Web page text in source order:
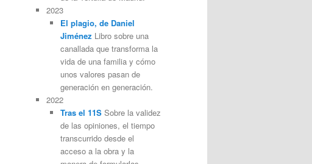
2023
El plagio, de Daniel
Jiménez Libro sobre una
canallada que transforma la
vida de una familia y cómo
unos valores pasan de
generación en generación.
2022
Tras el 11SSobre la validez
de las opiniones, el tiempo
transcurrido desde el
acceso a la obra y la